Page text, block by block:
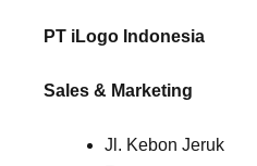
PT iLogo Indonesia
Sales & Marketing
Jl. Kebon Jeruk